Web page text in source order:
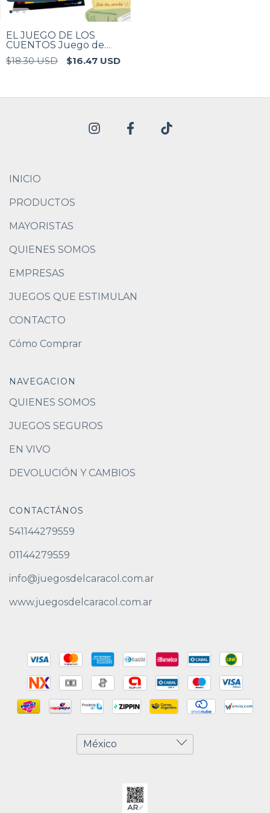
EL JUEGO DE LOS
CUENTOS Juego de
tablero
$18.30 USD $16.47 USD
INICIO
PRODUCTOS
MAYORISTAS
QUIENES SOMOS
EMPRESAS
JUEGOS QUE ESTIMULAN
CONTACTO
Cómo Comprar
NAVEGACION
QUIENES SOMOS
JUEGOS SEGUROS
EN VIVO
DEVOLUCIÓN Y CAMBIOS
CONTACTÁNOS
541144279559
01144279559
info@juegosdelcaracol.com.ar
www.juegosdelcaracol.com.ar